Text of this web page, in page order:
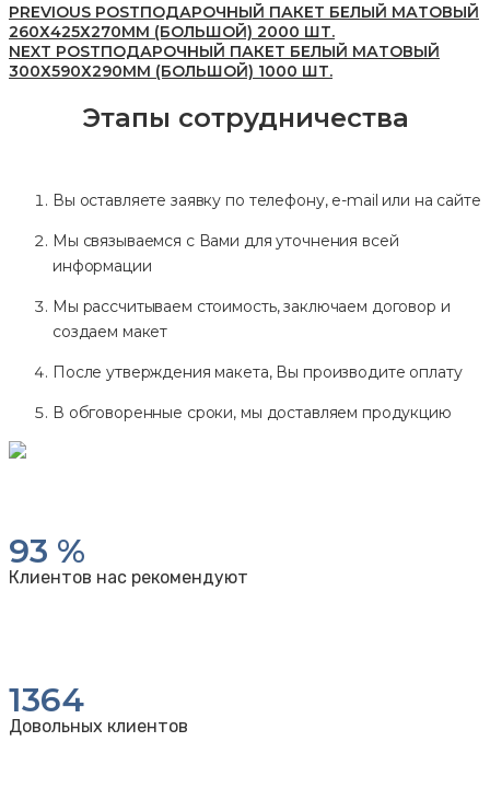
PREVIOUS POSTПОДАРОЧНЫЙ ПАКЕТ БЕЛЫЙ МАТОВЫЙ
260Х425Х270ММ (БОЛЬШОЙ) 2000 ШТ.
NEXT POSTПОДАРОЧНЫЙ ПАКЕТ БЕЛЫЙ МАТОВЫЙ
300Х590Х290ММ (БОЛЬШОЙ) 1000 ШТ.
Этапы сотрудничества
Вы оставляете заявку по телефону, e-mail или на сайте
Мы связываемся с Вами для уточнения всей
информации
Мы рассчитываем стоимость, заключаем договор и
создаем макет
После утверждения макета, Вы производите оплату
В обговоренные сроки, мы доставляем продукцию
93 %
Клиентов нас рекомендуют
1364
Довольных клиентов